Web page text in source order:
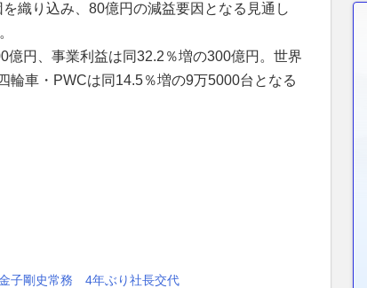
織り込み、80億円の減益要因となる見通し
億円、事業利益は同32.2％増の300億円。世界
輪車・PWCは同14.5％増の9万5000台となる
子剛史常務 4年ぶり社長交代